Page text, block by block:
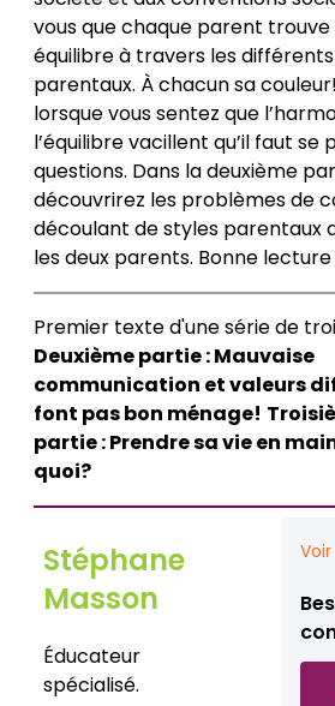
vous que chaque parent
équilibre à travers les
parentaux. À chacun sa
lorsque vous sentez que
l’équilibre vacillent qu’il faut se
questions. Dans la deuxième
découvrirez les problèmes de
découlant de styles parentaux
les deux parents. Bonne lecture
Premier texte d'une série de
Deuxième partie :Mauvaise
communication et valeurs
font pas bon ménage!
partie :Prendre sa vie en
quoi?
Stéphane
Masson
Éducateur
spécialisé.